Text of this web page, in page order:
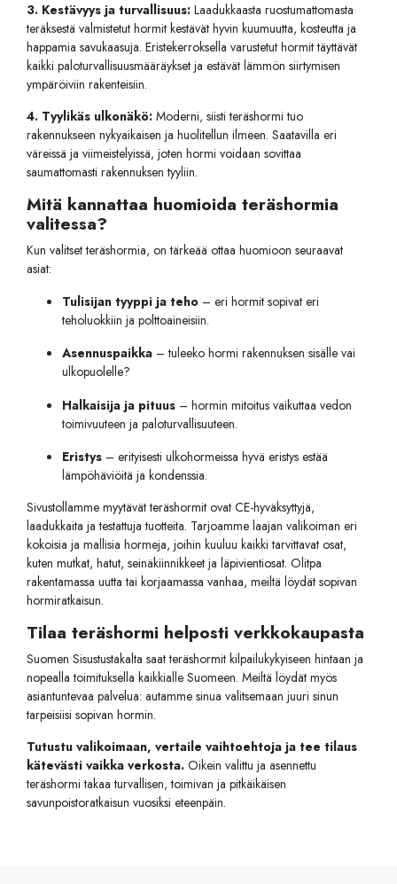
3. Kestävyys ja turvallisuus: Laadukkaasta ruostumattomasta
teräksestä valmistetut hormit kestävät hyvin kuumuutta, kosteutta ja
happamia savukaasuja. Eristekerroksella varustetut hormit täyttävät
kaikki paloturvallisuusmääräykset ja estävät lämmön siirtymisen
ympäröiviin rakenteisiin.
4. Tyylikäs ulkonäkö: Moderni, siisti teräshormi tuo
rakennukseen nykyaikaisen ja huolitellun ilmeen. Saatavilla eri
väreissä ja viimeistelyissä, joten hormi voidaan sovittaa
saumattomasti rakennuksen tyyliin.
Mitä kannattaa huomioida teräshormia
valitessa?
Kun valitset teräshormia, on tärkeää ottaa huomioon seuraavat
asiat:
Tulisijan tyyppi ja teho – eri hormit sopivat eri
teholuokkiin ja polttoaineisiin.
Asennuspaikka – tuleeko hormi rakennuksen sisälle vai
ulkopuolelle?
Halkaisija ja pituus – hormin mitoitus vaikuttaa vedon
toimivuuteen ja paloturvallisuuteen.
Eristys – erityisesti ulkohormeissa hyvä eristys estää
lämpöhäviöitä ja kondenssia.
Sivustollamme myytävät teräshormit ovat CE-hyväksyttyjä,
laadukkaita ja testattuja tuotteita. Tarjoamme laajan valikoiman eri
kokoisia ja mallisia hormeja, joihin kuuluu kaikki tarvittavat osat,
kuten mutkat, hatut, seinäkiinnikkeet ja läpivientiosat. Olitpa
rakentamassa uutta tai korjaamassa vanhaa, meiltä löydät sopivan
hormiratkaisun.
Tilaa teräshormi helposti verkkokaupasta
Suomen Sisustustakalta saat teräshormit kilpailukykyiseen hintaan ja
nopealla toimituksella kaikkialle Suomeen. Meiltä löydät myös
asiantuntevaa palvelua: autamme sinua valitsemaan juuri sinun
tarpeisiisi sopivan hormin.
Tutustu valikoimaan, vertaile vaihtoehtoja ja tee tilaus
kätevästi vaikka verkosta. Oikein valittu ja asennettu
teräshormi takaa turvallisen, toimivan ja pitkäikäisen
savunpoistoratkaisun vuosiksi eteenpäin.